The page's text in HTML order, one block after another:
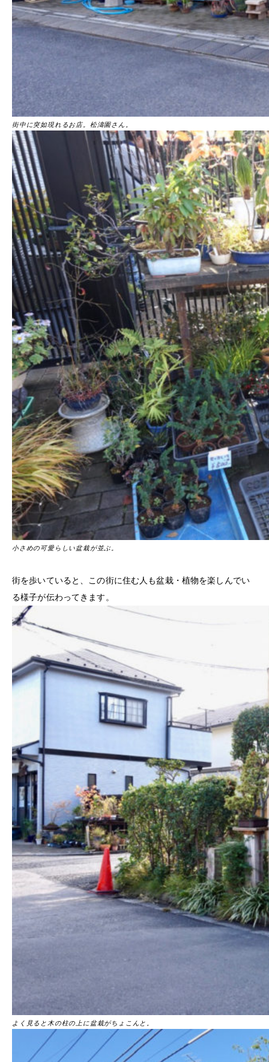
街中に突如現れるお店。松濤園さん。
小さめの可愛らしい盆栽が並ぶ。
街を歩いていると、この街に住む人も盆栽・植物を楽しんでい
る様子が伝わってきます。
よく見ると木の柱の上に盆栽がちょこんと。